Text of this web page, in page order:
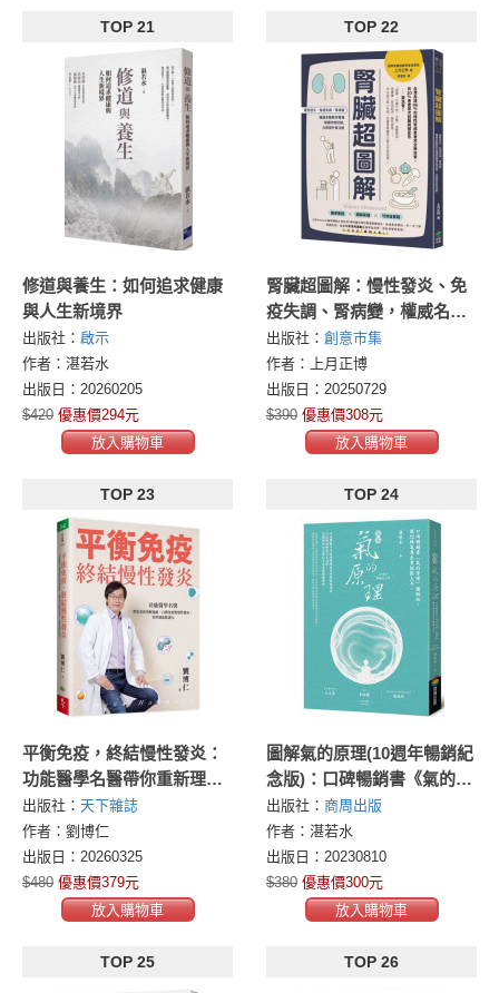
TOP 21
修道與養生：如何追求健康
與人生新境界
出版社： 啟示
作者：湛若水
出版日：20260205
$420 優惠價294元
放入購物車
TOP 22
腎臟超圖解：慢性發炎、免
疫失調、腎病變，權威名醫
教你看懂腎臟求救訊號，立
即提升腎功能
出版社： 創意市集
作者：上月正博
出版日：20250729
$390 優惠價308元
放入購物車
TOP 23
平衡免疫，終結慢性發炎：
功能醫學名醫帶你重新理解
過敏、自體免疫與慢性發
炎，校準健康防護力
出版社： 天下雜誌
作者：劉博仁
出版日：20260325
$480 優惠價379元
放入購物車
TOP 24
圖解氣的原理(10週年暢銷紀
念版)：口碑暢銷書《氣的原
理》圖解版，讓你練氣養生
更輕鬆上手
出版社： 商周出版
作者：湛若水
出版日：20230810
$380 優惠價300元
放入購物車
TOP 25 TOP 26